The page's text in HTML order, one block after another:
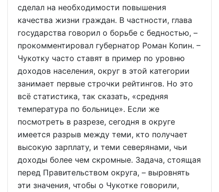
сделал на необходимости повышения
качества жизни граждан. В частности, глава
государства говорил о борьбе с бедностью, –
прокомментировал губернатор Роман Копин. –
Чукотку часто ставят в пример по уровню
доходов населения, округ в этой категории
занимает первые строчки рейтингов. Но это
всё статистика, так сказать, «средняя
температура по больнице». Если же
посмотреть в разрезе, сегодня в округе
имеется разрыв между теми, кто получает
высокую зарплату, и теми северянами, чьи
доходы более чем скромные. Задача, стоящая
перед Правительством округа, – выровнять
эти значения, чтобы о Чукотке говорили,